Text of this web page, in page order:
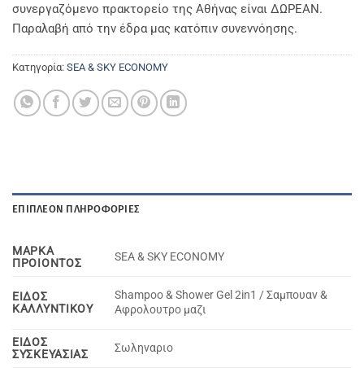
συνεργαζόμενο πρακτορείο της Αθήνας είναι ΔΩΡΕΑΝ.
Παραλαβή από την έδρα μας κατόπιν συνεννόησης.
Κατηγορία: SEA & SKY ECONOMY
ΕΠΙΠΛΈΟΝ ΠΛΗΡΟΦΟΡΊΕΣ
ΜΑΡΚΑ
ΠΡΟΙΟΝΤΟΣ
SEA & SKY ECONOMY
ΕΙΔΟΣ
ΚΑΛΛΥΝΤΙΚΟΥ
Shampoo & Shower Gel 2in1 / Σαμπουαν &
Αφρολουτρο μαζι
ΕΙΔΟΣ
ΣΥΣΚΕΥΑΣΙΑΣ
Σωληναριο